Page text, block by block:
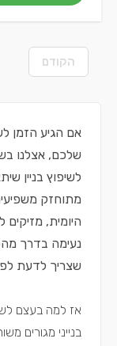
הקודם
אם הגיע הזמן
שלכם, אצלנו
לשיפוץ בניין
מתוחזק
היומית, מזיקים
נעימה בדרך
שצריך לדעת
אז למה בעצם
בנייני מגורים